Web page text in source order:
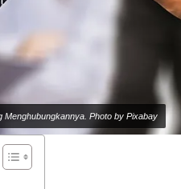
Menghubungkannya. Photo by Pixabay